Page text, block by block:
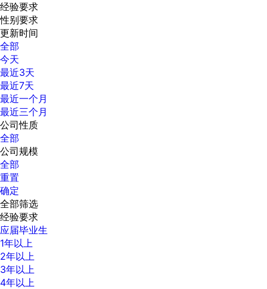
经验要求
性别要求
更新时间
全部
今天
最近3天
最近7天
最近一个月
最近三个月
公司性质
全部
公司规模
全部
重置
确定
全部筛选
经验要求
应届毕业生
1年以上
2年以上
3年以上
4年以上